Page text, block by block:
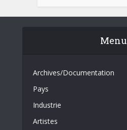
Menu
Archives/Documentation
Pays
Industrie
Artistes